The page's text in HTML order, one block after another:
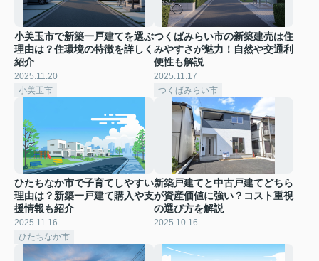
小美玉市で新築一戸建てを選ぶ
理由は？住環境の特徴を詳しく
紹介
2025.11.20
小美玉市
つくばみらい市の新築建売は住
みやすさが魅力！自然や交通利
便性も解説
2025.11.17
つくばみらい市
ひたちなか市で子育てしやすい
理由は？新築一戸建て購入や支
援情報も紹介
2025.11.16
ひたちなか市
新築戸建てと中古戸建てどちら
が資産価値に強い？コスト重視
の選び方を解説
2025.10.16